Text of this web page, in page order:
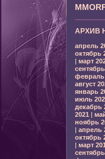
АРХИВ
апрель
октябрь
| март
февраль
август
январь
июль
декабрь
2021 |
ноябрь
| апрель
октябрь
| март